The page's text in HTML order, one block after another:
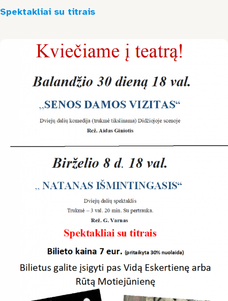
Smurtas artimoje aplinkoje
Spektakliai su titrais